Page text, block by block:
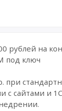
рублей на
под ключ
при
с сайтами и